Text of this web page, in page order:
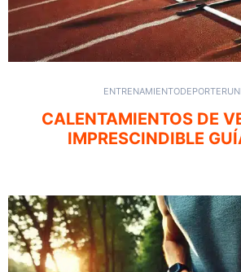
ENTRENAMIENTODEPORTE
CALENTAMIENTOS DE
IMPRESCINDIBLE